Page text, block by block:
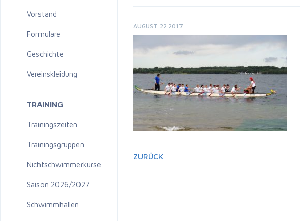
Vorstand
Formulare
Geschichte
Vereinskleidung
TRAINING
Trainingszeiten
Trainingsgruppen
Nichtschwimmerkurse
Saison 2026/2027
Schwimmhallen
AUGUST 22 2017
ZURÜCK